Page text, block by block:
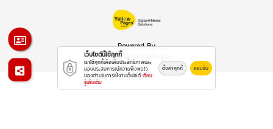
Powered By
Thailand YellowPages
เว็บไซต์นี้ใช้คุกกี้
เราใช้คุกกี้เพื่อเพิ่มประสิทธิภาพและ
มอบประสบการณ์ความพึงพอใจ
ของท่านในการใช้งานเว็บไซต์ เรียน
รู้เพิ่มเติม
ตั้งค่าคุกกี้ ยอมรับ